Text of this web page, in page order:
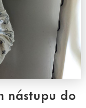
nástupu do